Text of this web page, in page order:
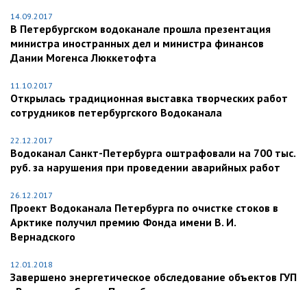
14.09.2017
В Петербургском водоканале прошла презентация
министра иностранных дел и министра финансов
Дании Могенса Люккетофта
11.10.2017
Открылась традиционная выставка творческих работ
сотрудников петербургского Водоканала
22.12.2017
Водоканал Санкт-Петербурга оштрафовали на 700 тыс.
руб. за нарушения при проведении аварийных работ
26.12.2017
Проект Водоканала Петербурга по очистке стоков в
Арктике получил премию Фонда имени В. И.
Вернадского
12.01.2018
Завершено энергетическое обследование объектов ГУП